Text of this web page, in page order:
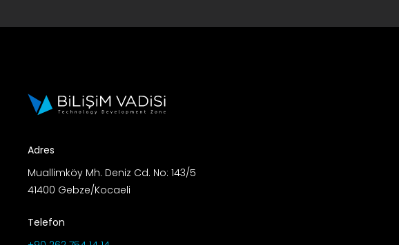
Adres
Muallimköy Mh. Deniz Cd. No: 143/5
41400 Gebze/Kocaeli
Telefon